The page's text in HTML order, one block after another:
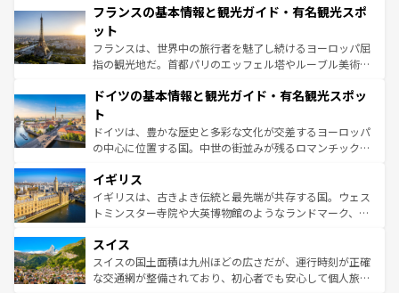
なお、新着のイタリア情報はコンテンツ一覧を参照してほ
しい。
文化が根付くこの国では、情熱的なフラメンコ、熱気あふ
れる闘牛、そして美味しいタパスが生活の一部となってい
る。首都マドリードの洗練された雰囲気や、バルセロナの
アートに溢れた街角から、地方では古代ローマ遺跡や中世
せる。地方によって風土や気候が異なるスペインはその個
ンテンツ一覧 を参照してほしい。
フランスの基本情報と観光ガイド・有名観光スポ
ット
フランスは、世界中の旅行者を魅了し続けるヨーロッパ屈
指の観光地だ。首都パリのエッフェル塔やルーブル美術館
で、幅広い魅力が詰まっている。華麗な宮殿、歴史的な大
聖堂、美しいビーチ、そして豊かな自然が、訪れる者を心
から魅了する。また、フランスは美食の国としても知ら
れ、フランス料理はユネスコ無形文化遺産にも登録されて
香り高いラベンダー畑など、多彩な楽しみ方が可能だ。さ
らに、パリ以外の地域にも魅力が溢れており、どの街角に
も豊かな歴史と文化が息づいている。パリ以外の個性あふ
を参照してほしい。
ドイツの基本情報と観光ガイド・有名観光スポッ
ト
ドイツは、豊かな歴史と多彩な文化が交差するヨーロッパ
の中心に位置する国。中世の街並みが残るロマンチック街
顔を持つこの国は、どこを歩いても飽きることがない。ベ
ルリンの文化的活気、バイエルン州のアルプスの絶景、そ
してライン川沿いのワイン畑といった風景は必見。ビール
は、お酒好きな人にはぜひ体験してほしい。 なお、新着の
ドイツ情報はコンテンツ一覧を参照してほしい。
イギリス
イギリスは、古きよき伝統と最先端が共存する国。ウェス
トミンスター寺院や大英博物館のようなランドマーク、歴
リアごとに異なる魅力がある。また、優雅なアフタヌーン
ティー、ビール好きにはたまらない英国パブ、サッカー観
戦など、本場だからこそできる体験も豊富。イギリスを旅
スイス
スイスの国土面積は九州ほどの広さだが、運行時刻が正確
な交通網が整備されており、初心者でも安心して個人旅行